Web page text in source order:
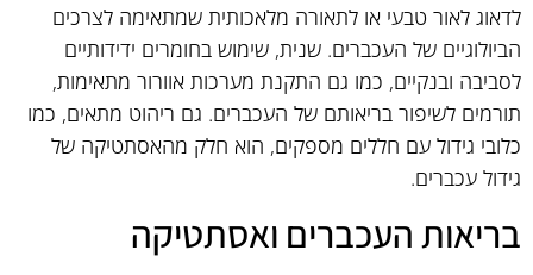
לדאוג לאור טבעי או לתאורה מלאכותית שמתאימה לצרכים
הביולוגיים של העכברים. שנית, שימוש בחומרים ידידותיים
לסביבה ובנקיים, כמו גם התקנת מערכות אוורור מתאימות,
תורמים לשיפור בריאותם של העכברים. גם ריהוט מתאים, כמו
כלובי גידול עם חללים מספקים, הוא חלק מהאסתטיקה של
גידול עכברים.
בריאות העכברים ואסתטיקה